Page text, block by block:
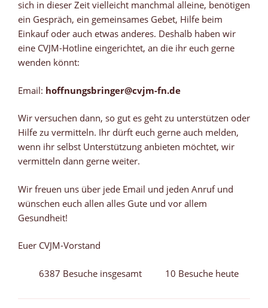
sich in dieser Zeit vielleicht manchmal alleine, benötigen
ein Gespräch, ein gemeinsames Gebet, Hilfe beim
Einkauf oder auch etwas anderes. Deshalb haben wir
eine CVJM-Hotline eingerichtet, an die ihr euch gerne
wenden könnt:
Email: hoffnungsbringer@cvjm-fn.de
Wir versuchen dann, so gut es geht zu unterstützen oder
Hilfe zu vermitteln. Ihr dürft euch gerne auch melden,
wenn ihr selbst Unterstützung anbieten möchtet, wir
vermitteln dann gerne weiter.
Wir freuen uns über jede Email und jeden Anruf und
wünschen euch allen alles Gute und vor allem
Gesundheit!
Euer CVJM-Vorstand
6387 Besuche insgesamt 10 Besuche heute